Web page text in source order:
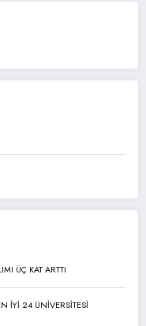
ÜÇ KAT ARTTI
İYİ 24 ÜNİVERSİTESİ